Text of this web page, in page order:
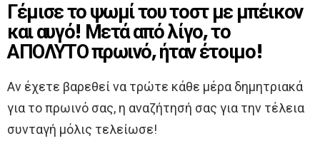
Γέμισε το ψωμί του τοστ με μπέικον
και αυγό! Μετά από λίγο, το
ΑΠΟΛΥΤΟ πρωινό, ήταν έτοιμο!
Αν έχετε βαρεθεί να τρώτε κάθε μέρα δημητριακά
για το πρωινό σας, η αναζήτησή σας για την τέλεια
συνταγή μόλις τελείωσε!